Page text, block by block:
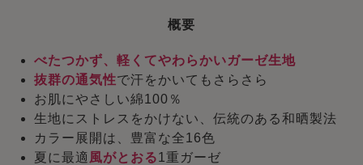
概要
べたつかず、軽くてやわらかいガーゼ生地
抜群の通気性で汗をかいてもさらさら
お肌にやさしい綿100％
生地にストレスをかけない、伝統のある和晒製法
カラー展開は、豊富な全16色
夏に最適 風がとおる1重ガーゼ